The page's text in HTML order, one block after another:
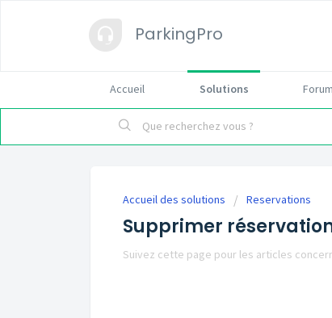
ParkingPro
Accueil Solutions
Accueil des solutions Reservations
Supprimer
Suivez cette page pour les articles